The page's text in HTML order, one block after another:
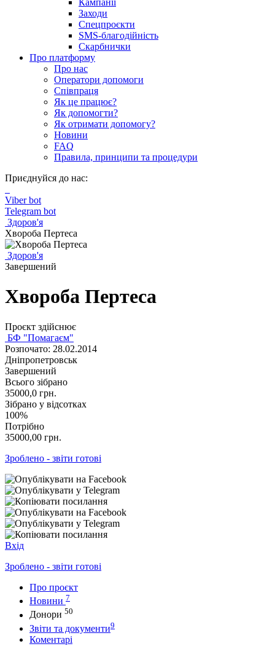
Кампанії
Заходи
Спецпроєкти
SMS-благодійність
Скарбнички
Про платформу
Про нас
Оператори допомоги
Співпраця
Як це працює?
Як допомогти?
Як отримати допомогу?
Новини
FAQ
Правила, принципи та процедури
Приєднуйся до нас:
Viber bot
Telegram bot
Здоров'я
Хвороба Пертеса
Здоров'я
Завершений
Хвороба Пертеса
Проєкт здійснює
БФ "Помагаєм"
Розпочато: 28.02.2014
Дніпропетровськ
Завершений
Всього зібрано
35000,0 грн.
Зібрано у відсотках
100%
Потрібно
35000,00 грн.
Зроблено - звіти готові
Вхід
Зроблено - звіти готові
Про проєкт
Новини 7
Донори 50
Звіти та документи9
Коментарі